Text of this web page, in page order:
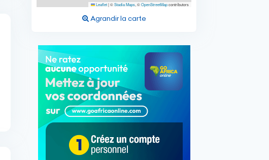
Leaflet|©Stadia Maps, ©OpenStreetMapcontributors
Agrandir la carte